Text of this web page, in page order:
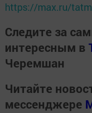
https://max.ru/
Следите за
интересным в
Черемшан
Читайте
мессенджере